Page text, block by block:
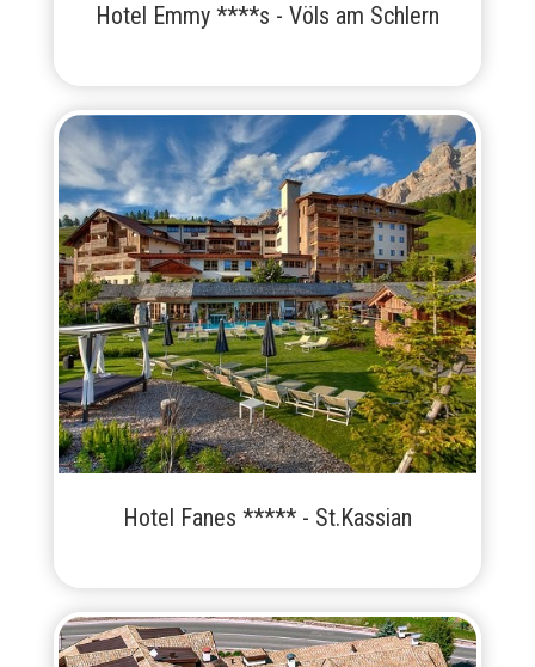
Hotel Emmy ****s - Völs am Schlern
Hotel Fanes ***** - St.Kassian